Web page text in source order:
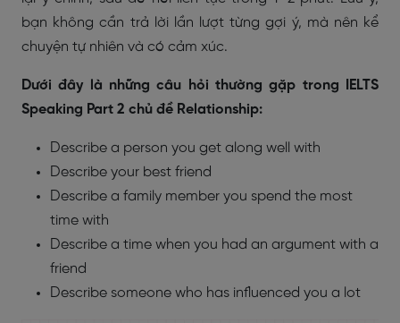
bạn không cần trả lời lần lượt từng gợi ý, mà nên kể
chuyện tự nhiên và có cảm xúc.
Dưới đây là những câu hỏi thường gặp trong IELTS
Speaking Part 2 chủ đề Relationship:
Describe a person you get along well with
Describe your best friend
Describe a family member you spend the most
time with
Describe a time when you had an argument with a
friend
Describe someone who has influenced you a lot